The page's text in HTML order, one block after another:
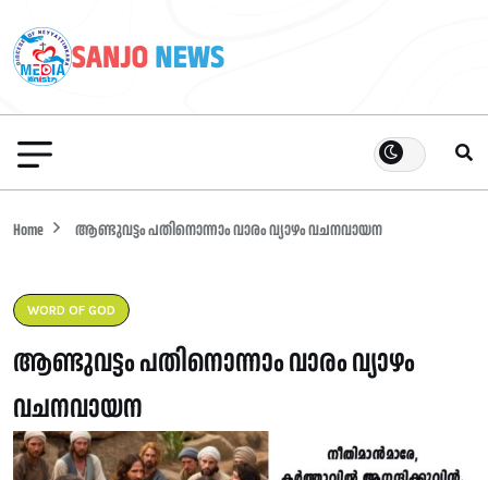
Home ആണ്ടുവട്ടം പതിനൊന്നാം വാരം വ്യാഴം വചനവായന
WORD OF GOD
ആണ്ടുവട്ടം പതിനൊന്നാം വാരം വ്യാഴം
വചനവായന